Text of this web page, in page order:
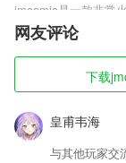
jmcomic是一款非常
游的光影表现，电影
色可以选择，飞仙剑
成，还能够通过自己
趣趣手游网下载吧。
jmcomic软件特
1,照片帮助孩子们更
网友评论
下载
皇甫韦海
与其他玩家交